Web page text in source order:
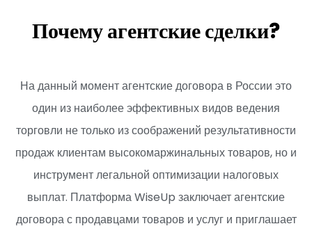
Почему агентские сделки?
На данный момент агентские договора в России это
один из наиболее эффективных видов ведения
торговли не только из соображений результативности
продаж клиентам высокомаржинальных товаров, но и
инструмент легальной оптимизации налоговых
выплат. Платформа WiseUp заключает агентские
договора с продавцами товаров и услуг и приглашает